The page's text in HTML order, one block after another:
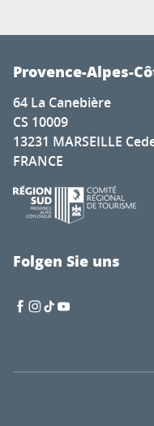
Provence-Alpes-
64 La Canebière
CS 10009
13231 MARSEILLE
FRANCE
Folgen Sie uns